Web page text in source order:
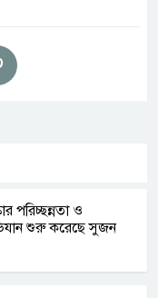
পরিচ্ছন্নতা ও
শুরু করেছে সুজন